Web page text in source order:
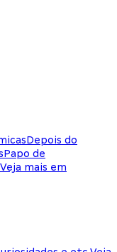
Depois do
Papo de
Veja mais em